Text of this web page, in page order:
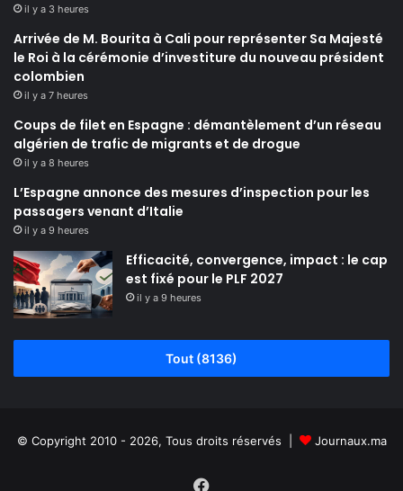
il y a 3 heures
Arrivée de M. Bourita à Cali pour représenter Sa Majesté
le Roi à la cérémonie d’investiture du nouveau président
colombien
il y a 7 heures
Coups de filet en Espagne : démantèlement d’un réseau
algérien de trafic de migrants et de drogue
il y a 8 heures
L’Espagne annonce des mesures d’inspection pour les
passagers venant d’Italie
il y a 9 heures
Efficacité, convergence, impact : le cap
est fixé pour le PLF 2027
il y a 9 heures
Tout (8136)
© Copyright 2010 - 2026, Tous droits réservés | Journaux.ma
Facebook